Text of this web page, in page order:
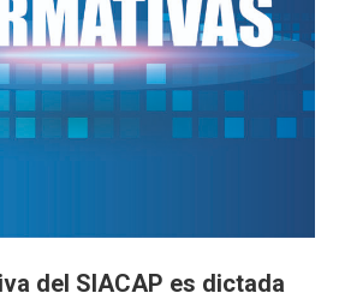
del SIACAP es dictada